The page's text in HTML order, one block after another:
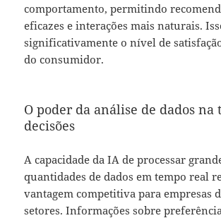
comportamento, permitindo
eficazes e interações mais naturais.
significativamente o nível de
do consumidor.
O poder da análise de dados na
decisões
A capacidade da IA de processar
quantidades de dados em tempo real
vantagem competitiva para empresas
setores. Informações sobre